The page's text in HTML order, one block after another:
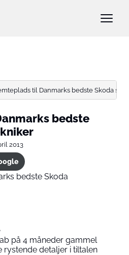
til Danmarks bedste Skoda
bedste
2013
på 4 måneder gammel
rystende detaljer i tiltalen